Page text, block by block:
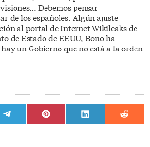
Debemos pensar
de los españoles. Algún ajuste
al portal de Internet Wikileaks de
de Estado de EEUU, Bono ha
un Gobierno que no está a la orden
Compartir
en
Compartir
en
Compartir
en
Compartir
en